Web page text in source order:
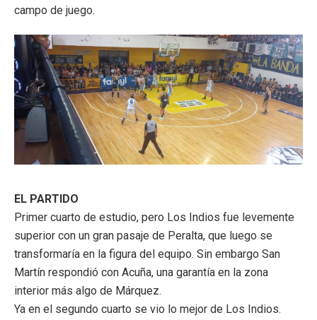
campo de juego.
EL PARTIDO
Primer cuarto de estudio, pero Los Indios fue levemente
superior con un gran pasaje de Peralta, que luego se
transformaría en la figura del equipo. Sin embargo San
Martín respondió con Acuña, una garantía en la zona
interior más algo de Márquez.
Ya en el segundo cuarto se vio lo mejor de Los Indios.